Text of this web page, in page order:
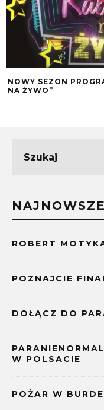
NOWY SEZON
NA ŻYWO”
ROBERT
POZNAJCIE
DOŁĄCZ DO
W POLSACIE
POŻAR W